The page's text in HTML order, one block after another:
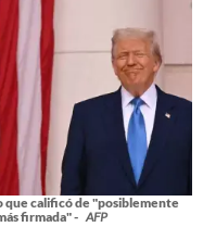
que calificó de "posiblemente
firmada" - AFP